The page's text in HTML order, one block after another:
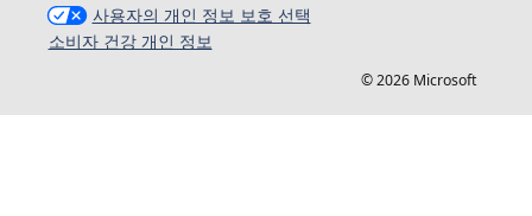
사용자의 개인 정보 보호 선택
소비자 건강 개인 정보
© 2026 Microsoft